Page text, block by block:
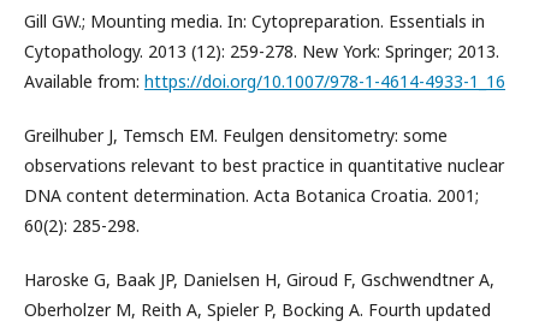
Gill GW.; Mounting media. In: Cytopreparation. Essentials in
Cytopathology. 2013 (12): 259-278. New York: Springer; 2013.
Available from: https://doi.org/10.1007/978-1-4614-4933-1_16
Greilhuber J, Temsch EM. Feulgen densitometry: some
observations relevant to best practice in quantitative nuclear
DNA content determination. Acta Botanica Croatia. 2001;
60(2): 285-298.
Haroske G, Baak JP, Danielsen H, Giroud F, Gschwendtner A,
Oberholzer M, Reith A, Spieler P, Bocking A. Fourth updated